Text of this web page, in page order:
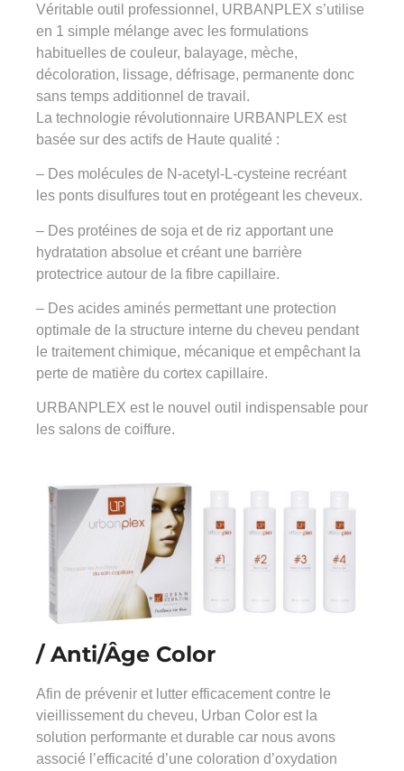
Véritable outil professionnel, URBANPLEX s’utilise
en 1 simple mélange avec les formulations
habituelles de couleur, balayage, mèche,
décoloration, lissage, défrisage, permanente donc
sans temps additionnel de travail.
La technologie révolutionnaire URBANPLEX est
basée sur des actifs de Haute qualité :
– Des molécules de N-acetyl-L-cysteine recréant
les ponts disulfures tout en protégeant les cheveux.
– Des protéines de soja et de riz apportant une
hydratation absolue et créant une barrière
protectrice autour de la fibre capillaire.
– Des acides aminés permettant une protection
optimale de la structure interne du cheveu pendant
le traitement chimique, mécanique et empêchant la
perte de matière du cortex capillaire.
URBANPLEX est le nouvel outil indispensable pour
les salons de coiffure.
/ Anti/Âge Color
Afin de prévenir et lutter efficacement contre le
vieillissement du cheveu, Urban Color est la
solution performante et durable car nous avons
associé l’efficacité d’une coloration d’oxydation